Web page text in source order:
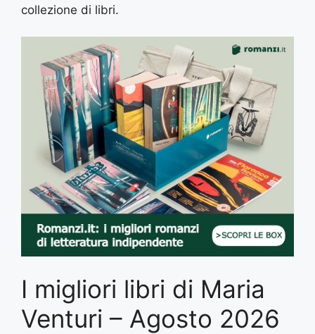
collezione di libri.
I migliori libri di Maria
Venturi – Agosto 2026